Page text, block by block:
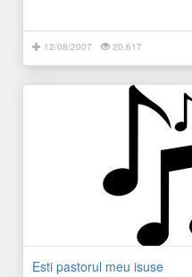
12/08/2007 20.617
Esti pastorul meu isuse